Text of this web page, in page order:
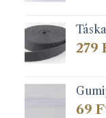
279
69